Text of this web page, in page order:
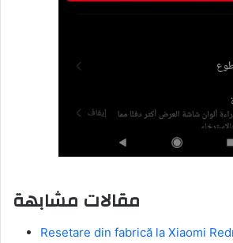
مقالات مشابهة
Resetare din fabrică la Xiaomi